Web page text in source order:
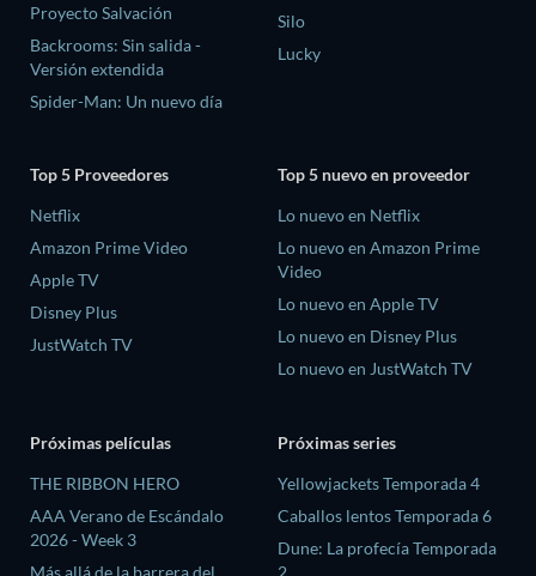
Proyecto Salvación
Backrooms: Sin salida -
Versión extendida
Spider-Man: Un nuevo día
Silo
Lucky
Top 5 Proveedores
Netflix
Amazon Prime Video
Apple TV
Disney Plus
JustWatch TV
Top 5 nuevo en proveedor
Lo nuevo en Netflix
Lo nuevo en Amazon Prime
Video
Lo nuevo en Apple TV
Lo nuevo en Disney Plus
Lo nuevo en JustWatch TV
Próximas películas
THE RIBBON HERO
AAA Verano de Escándalo
2026 - Week 3
Más allá de la barrera del
Próximas series
Yellowjackets Temporada 4
Caballos lentos Temporada 6
Dune: La profecía Temporada
2